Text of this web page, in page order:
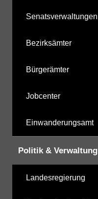
Senatsverwaltungen
Bezirksämter
Bürgerämter
Jobcenter
Einwanderungsamt
Politik & Verwaltung
Landesregierung